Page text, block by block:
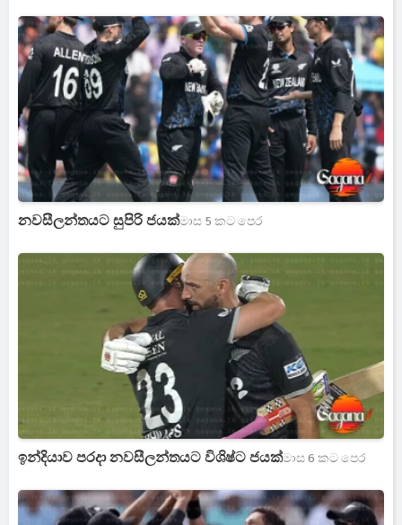
නවසීලන්තයට සුපිරි ජයක්මාස 5 කට පෙර
ඉන්දියාව පරදා නවසීලන්තයට විශිෂ්ට ජයක්මාස 6 කට පෙර